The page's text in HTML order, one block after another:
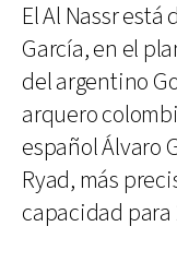
El Al Nassr
García, en el
del argentino
arquero
español Álvaro
Ryad, más
capacidad